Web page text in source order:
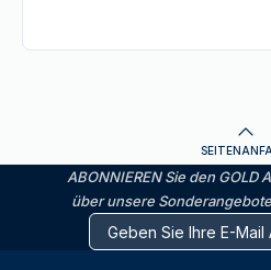
ABONNIEREN Sie den GOLD
über unsere